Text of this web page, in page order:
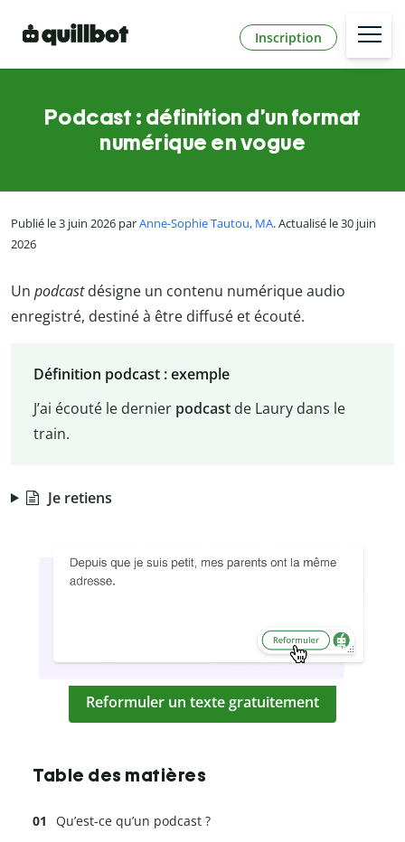
Inscription
Podcast : définition d’un format
numérique en vogue
Publié le 3 juin 2026 parAnne-Sophie Tautou, MA. Actualisé le 30 juin
2026
Un podcastdésigne un contenu numérique audio
enregistré, destiné à être diffusé et écouté.
Définition podcast : exemple
J’ai écouté le dernier podcastde Laury dans le
train.
Je retiens
Reformuler un texte gratuitement
Table des matières
Qu’est-ce qu’un podcast ?